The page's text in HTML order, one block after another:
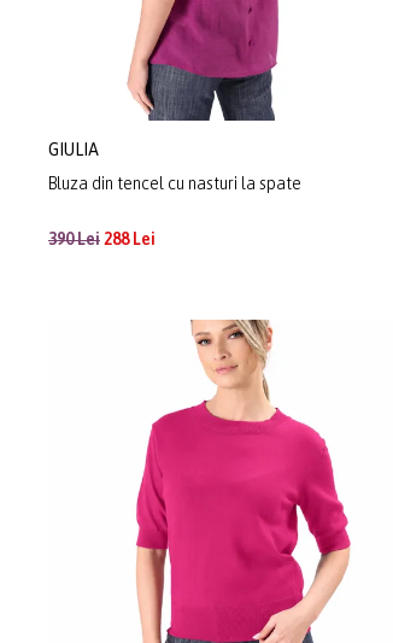
GIULIA
Bluza din tencel cu nasturi la spate
390 Lei288 Lei